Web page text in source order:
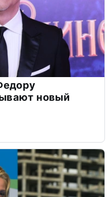
новый